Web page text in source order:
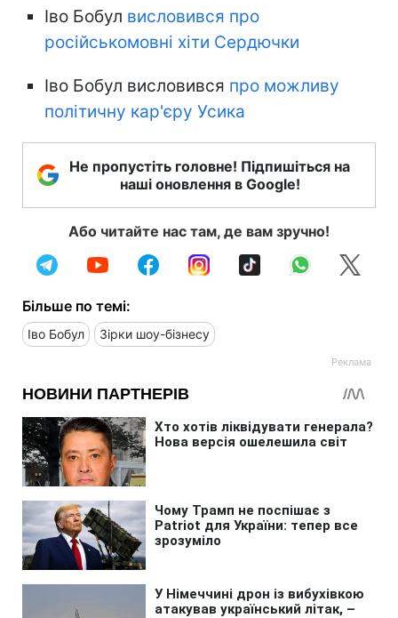
Іво Бобул висловився про
російськомовні хіти Сердючки
Іво Бобул висловився про можливу
політичну кар'єру Усика
Не пропустіть головне! Підпишіться на
наші оновлення в Google!
Або читайте нас там, де вам зручно!
Більше по темі:
Іво Бобул Зірки шоу-бізнесу